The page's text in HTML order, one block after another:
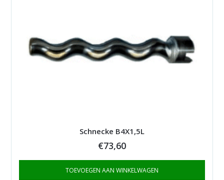
Schnecke B4X1,5L
€73,60
TOEVOEGEN AAN WINKELWAGEN